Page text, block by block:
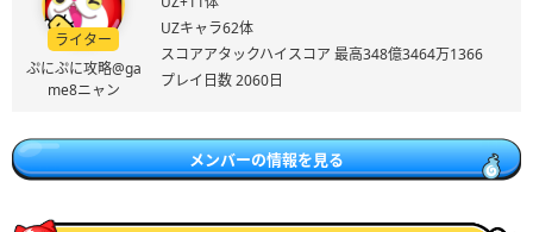
ライター
ぷにぷに攻略@ga
me8ニャン
UZキャラ62体
スコアアタックハイスコア 最高348億3464万1366
プレイ日数 2060日
メンバーの情報を見る